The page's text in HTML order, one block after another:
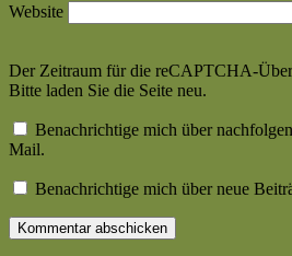
Website
Der Zeitraum für die reCAPTCHA-
Bitte laden Sie die Seite neu.
Benachrichtige mich über
Mail.
Benachrichtige mich über neue